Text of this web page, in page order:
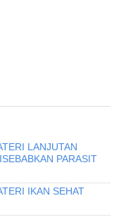
LANJUTAN
PARASIT
IKAN SEHAT